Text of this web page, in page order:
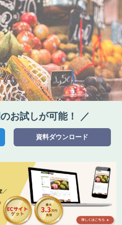
のお試しが可能！
資料ダウンロード